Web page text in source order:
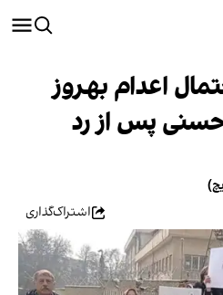
اعدام بهروز
پس از رد
اشتراک‌گذاری